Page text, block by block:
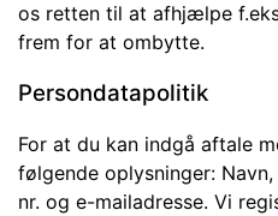
os retten til at afhjælpe
frem for at ombytte.
Persondatapolitik
For at du kan indgå aftale
følgende oplysninger:
nr. og e-mailadresse. Vi